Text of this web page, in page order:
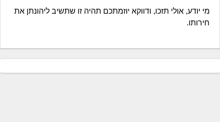
מי יודע, אולי תזכו, ודווקא יוזמתכם תהיה זו שתשיב ליהונתן את
חירותו.